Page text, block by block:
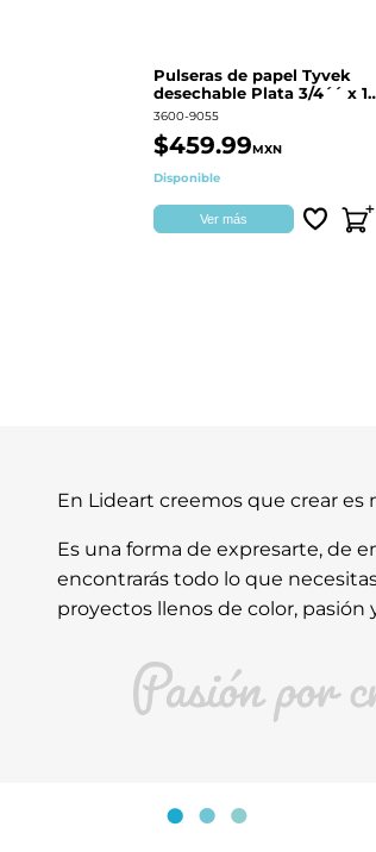
Pulseras de papel Tyvek
desechable Plata 3/4´´ x
´´
3600-9055
$459.99MXN
Disponible
Ver más
En Lideart creemos que crear
Es una forma de expresarte, de
encontrarás todo lo que
proyectos llenos de color, pasión